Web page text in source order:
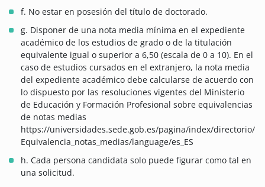
f. No estar en posesión del título de doctorado.
g. Disponer de una nota media mínima en el expediente
académico de los estudios de grado o de la titulación
equivalente igual o superior a 6,50 (escala de 0 a 10). En el
caso de estudios cursados en el extranjero, la nota media
del expediente académico debe calcularse de acuerdo con
lo dispuesto por las resoluciones vigentes del Ministerio
de Educación y Formación Profesional sobre equivalencias
de notas medias
https://universidades.sede.gob.es/pagina/index/directorio/
Equivalencia_notas_medias/language/es_ES
h. Cada persona candidata solo puede figurar como tal en
una solicitud.